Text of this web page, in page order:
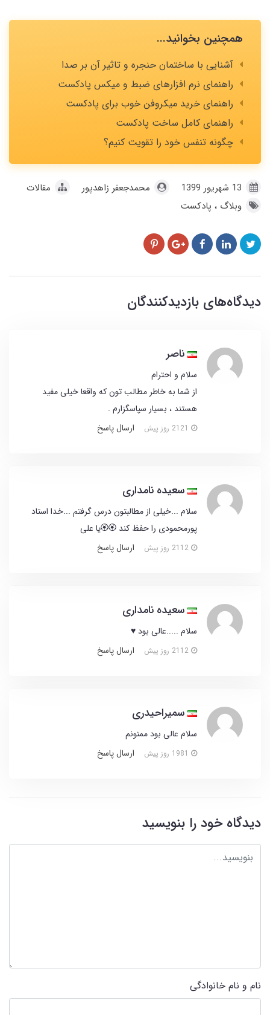
همچنین بخوانید...
آشنایی با ساختمان حنجره و تاثیر آن بر صدا
راهنمای نرم افزارهای ضبط و میکس پادکست
راهنمای خرید میکروفن خوب برای پادکست
راهنمای کامل ساخت پادکست
چگونه تنفس خود را تقویت کنیم؟
محمدجعفر زاهدپور
مقالات
وبلاگ
پادکست
دیدگاه‌های بازدیدکنندگان
ناصر
سلام و احترام
از شما به خاطر مطالب تون که واقعا خیلی مفید
هستند ، بسیار سپاسگزارم .
ارسال پاسخ
سعیده نامداری
سلام ...خیلی از مطالبتون درس گرفتم ...خدا استاد
پورمحمودی را حفظ کند 🏵🏵یا علی
ارسال پاسخ
سعیده نامداری
سلام .....عالی بود ♥
ارسال پاسخ
سمیراحیدری
سلام عالی بود ممنونم
ارسال پاسخ
دیدگاه خود را بنویسید
نام و نام خانوادگی